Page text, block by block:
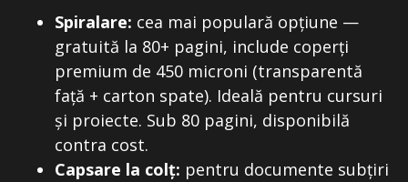
Spiralare: cea mai populară opțiune —
gratuită la 80+ pagini, include coperți
premium de 450 microni (transparentă
față + carton spate). Ideală pentru cursuri
și proiecte. Sub 80 pagini, disponibilă
contra cost.
Capsare la colț: pentru documente subțiri